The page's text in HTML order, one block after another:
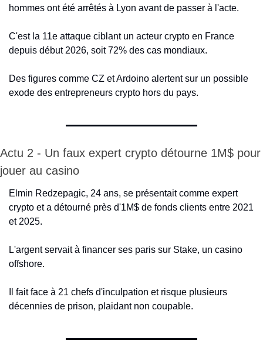
hommes ont été arrêtés à Lyon avant de passer à l'acte.
C'est la 11e attaque ciblant un acteur crypto en France
depuis début 2026, soit 72% des cas mondiaux.
Des figures comme CZ et Ardoino alertent sur un possible
exode des entrepreneurs crypto hors du pays.
Actu 2 - Un faux expert crypto détourne 1M$ pour
jouer au casino
Elmin Redzepagic, 24 ans, se présentait comme expert
crypto et a détourné près d'1M$ de fonds clients entre 2021
et 2025.
L'argent servait à financer ses paris sur Stake, un casino
offshore.
Il fait face à 21 chefs d'inculpation et risque plusieurs
décennies de prison, plaidant non coupable.